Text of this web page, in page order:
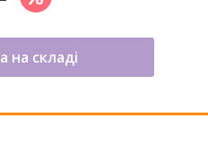
на складі